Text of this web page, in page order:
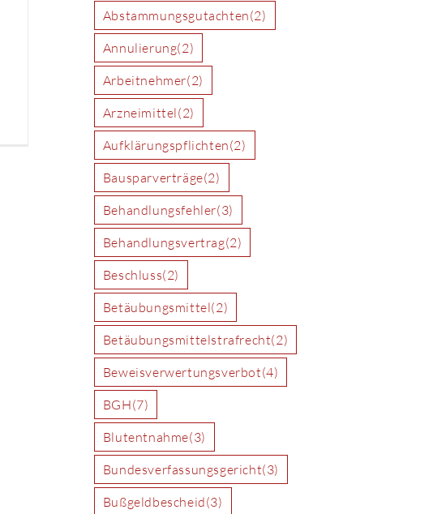
Abstammungsgutachten(2)
Annulierung(2)
Arbeitnehmer(2)
Arzneimittel(2)
Aufklärungspflichten(2)
Bausparverträge(2)
Behandlungsfehler(3)
Behandlungsvertrag(2)
Beschluss(2)
Betäubungsmittel(2)
Betäubungsmittelstrafrecht(2)
Beweisverwertungsverbot(4)
BGH(7)
Blutentnahme(3)
Bundesverfassungsgericht(3)
Bußgeldbescheid(3)